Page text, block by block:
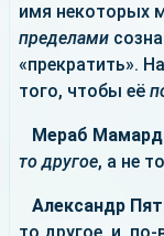
имя некоторых
пределами
«прекратить».
того, чтобы её
Мераб
то другое, а не
Александр